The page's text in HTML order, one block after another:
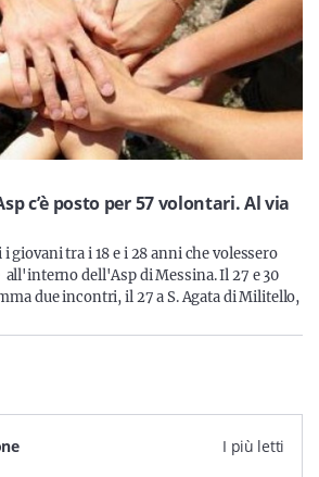
c’è posto per 57 volontari. Al via
tra i 18 e i 28 anni che volessero
dell'Asp di Messina. Il 27 e 30
due incontri, il 27 a S. Agata di Militello,
I più letti